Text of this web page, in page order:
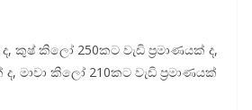
කුෂ් කිලෝ 250කට වැඩි ප්‍රමා­ණ­යක් ද,
මාවා කිලෝ 210කට වැඩි ප්‍රමා­ණ­යක්